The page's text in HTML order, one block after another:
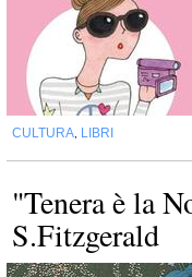
CULTURA LIBRI
"Tenera è la
S.Fitzgerald